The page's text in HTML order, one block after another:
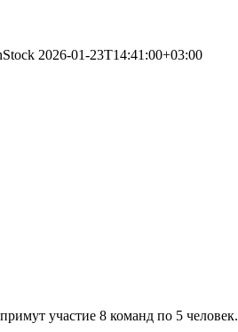
2026-01-23T14:41:00+03:00
участие 8 команд по 5 человек.